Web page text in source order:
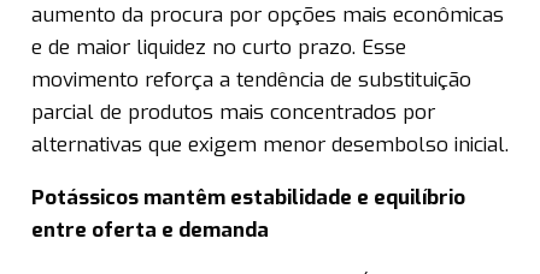
aumento da procura por opções mais econômicas
e de maior liquidez no curto prazo. Esse
movimento reforça a tendência de substituição
parcial de produtos mais concentrados por
alternativas que exigem menor desembolso inicial.
Potássicos mantêm estabilidade e equilíbrio
entre oferta e demanda